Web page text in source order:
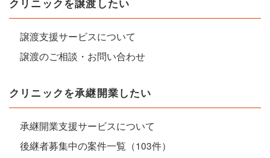
クリニックを譲渡したい
譲渡支援サービスについて
譲渡のご相談・お問い合わせ
クリニックを承継開業したい
承継開業支援サービスについて
後継者募集中の案件一覧（103件）